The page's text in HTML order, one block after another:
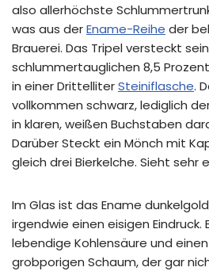
also allerhöchste
was aus derEname-Reihe der
Brauerei. Das Tripel versteckt
schlummertauglichen 8,5
in einer DrittelliterSteiniflasche.
vollkommen schwarz, lediglich
in klaren, weißen Buchstaben
Darüber Steckt ein Mönch mit
gleich drei Bierkelche. Sieht sehr
Im Glas ist das Ename
irgendwie einen eisigen Eindruck.
lebendige Kohlensäure und
grobporigen Schaum, der gar